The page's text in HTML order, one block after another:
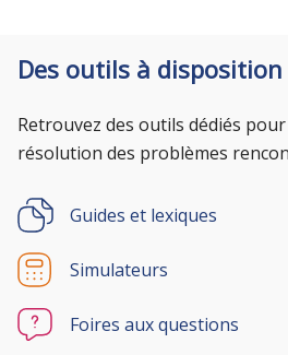
Des outils à disposition
Retrouvez des outils dédiés
résolution des problèmes
Guides et lexiques
Simulateurs
Foires aux questions